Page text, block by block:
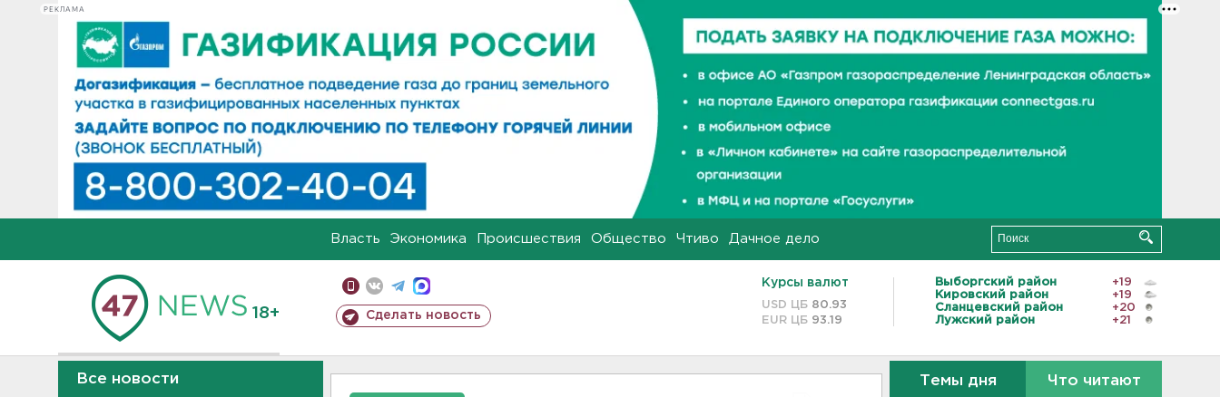
РЕКЛАМА
Власть Экономика Происшествия Общество Чтиво Дачное дело
18+ Сделать новость
Курсы валют
USD ЦБ 80.93
EUR ЦБ 93.19
Выборгский район
+19
Кировский район
+19
Сланцевский район
+20
Лужский район
+21
Все новости Темы дня Что читают